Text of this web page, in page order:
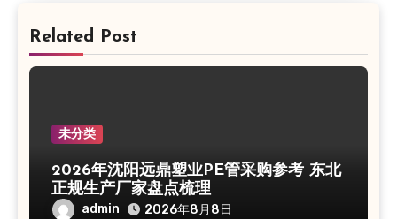
Related Post
未分类
2026年沈阳远鼎塑业PE管采购参考 东北
正规生产厂家盘点梳理
admin 2026年8月8日